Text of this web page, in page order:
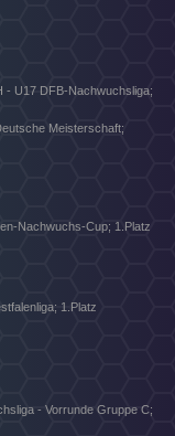
- U17 DFB-Nachwuchsliga;
Meisterschaft;
Nachwuchs-Cup; 1.Platz
1.Platz
- Vorrunde Gruppe C;